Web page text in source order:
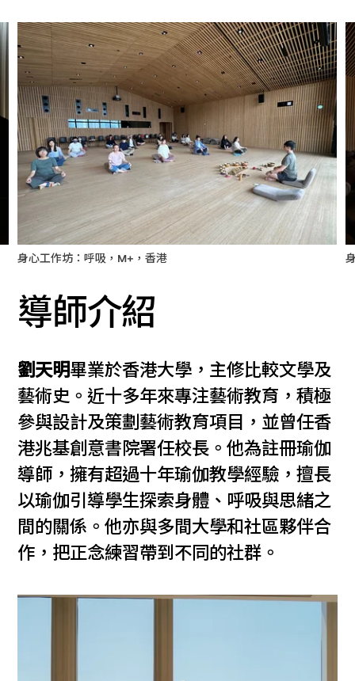
身心工作坊：呼吸，M+，香港
導師介紹
劉天明畢業於香港大學，主修比較文學及
藝術史。近十多年來專注藝術教育，積極
參與設計及策劃藝術教育項目，並曾任香
港兆基創意書院署任校長。他為註冊瑜伽
導師，擁有超過十年瑜伽教學經驗，擅長
以瑜伽引導學生探索身體、呼吸與思緒之
間的關係。他亦與多間大學和社區夥伴合
作，把正念練習帶到不同的社群。